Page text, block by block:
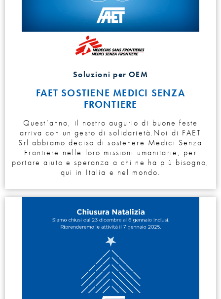
Soluzioni per OEM
FAET SOSTIENE MEDICI SENZA
FRONTIERE
Quest’anno, il nostro augurio di buone feste
arriva con un gesto di solidarietà.Noi di FAET
Srl abbiamo deciso di sostenere Medici Senza
Frontiere nelle loro missioni umanitarie, per
portare aiuto e speranza a chi ne ha più bisogno,
qui in Italia e nel mondo.